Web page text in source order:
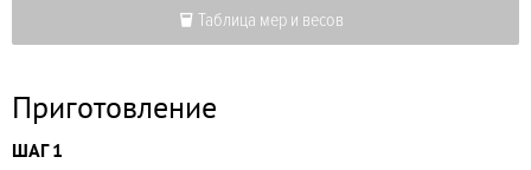
Таблица мер и весов
Приготовление
ШАГ 1